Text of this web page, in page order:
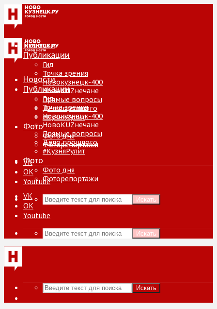
Новости
Публикации
Гид
Точка зрения
Новокузнецк-400
НовоKUZнечане
Прямые вопросы
Дело прошлого
#КузняРулит
Фото
Фото дня
Фоторепортажи
VK
ОК
Youtube
Искать
Новости
Публикации
Гид
Точка зрения
Новокузнецк-400
НовоKUZнечане
Прямые вопросы
Дело прошлого
#КузняРулит
Фото
Фото дня
Фоторепортажи
VK
ОК
Youtube
Искать
Искать